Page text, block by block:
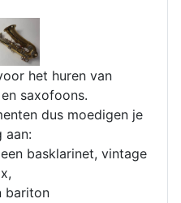
het huren van
saxofoons.
dus moedigen je
aan:
basklarinet, vintage
bariton